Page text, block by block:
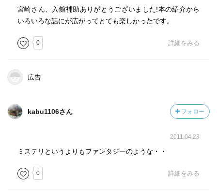
宮崎さん、入館補助ありがとうございました!本の紹介から
いろいろな話にが広がってとても楽しかったです。
0 詳細をみる
広告
kabu1106さん フォロー
2011.04.23
ミステリというよりもファンタジーのような・・
0 詳細をみる